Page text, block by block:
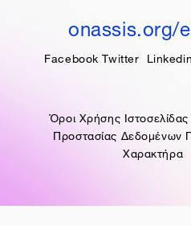
onassis.org/
Facebook Twitter Linkedin
Όροι Χρήσης Ιστοσελίδας
Προστασίας Δεδομένων
Χαρακτήρα